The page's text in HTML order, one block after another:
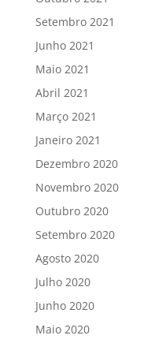
Setembro 2021
Junho 2021
Maio 2021
Abril 2021
Março 2021
Janeiro 2021
Dezembro 2020
Novembro 2020
Outubro 2020
Setembro 2020
Agosto 2020
Julho 2020
Junho 2020
Maio 2020